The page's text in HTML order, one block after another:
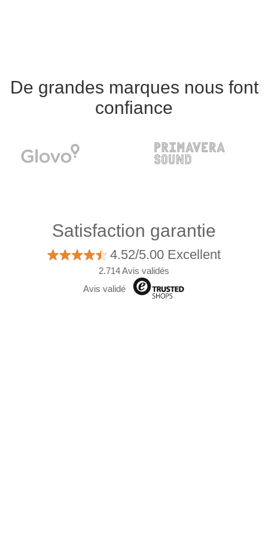
De grandes marques nous font
confiance
Satisfaction garantie
4.52/5.00 Excellent
2.714 Avis validés
Avis validé